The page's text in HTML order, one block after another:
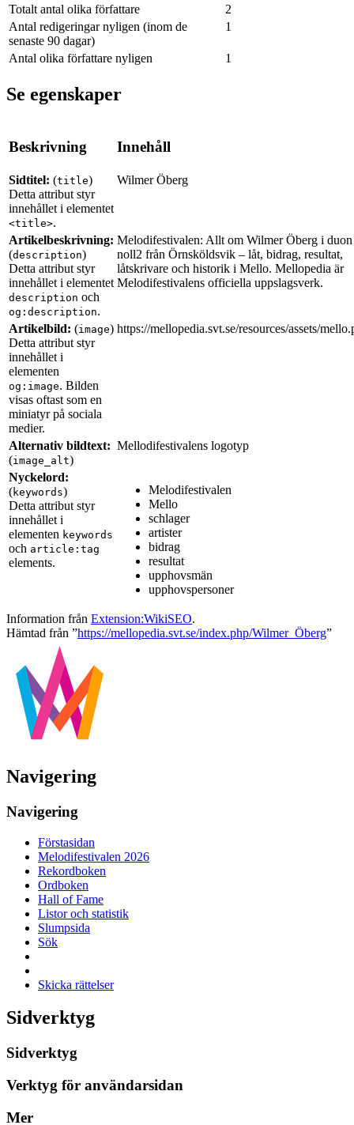
Totalt antal olika författare
2
Antal redigeringar nyligen (inom de
senaste 90 dagar)
1
Antal olika författare nyligen 1
Se egenskaper
Beskrivning Innehåll
Sidtitel: (title)
Detta attribut styr
innehållet i elementet
<title>.
Wilmer Öberg
Artikelbeskrivning:
(description)
Detta attribut styr
innehållet i elementet
description och
og:description.
Melodifestivalen: Allt om Wilmer Öberg i duon
noll2 från Örnsköldsvik – låt, bidrag, resultat,
låtskrivare och historik i Mello. Mellopedia är
Melodifestivalens officiella uppslagsverk.
Artikelbild: (image)
Detta attribut styr
innehållet i
elementen
og:image. Bilden
visas oftast som en
miniatyr på sociala
medier.
https://mellopedia.svt.se/resources/assets/
Alternativ bildtext:
(image_alt)
Mellodifestivalens logotyp
Nyckelord:
(keywords)
Detta attribut styr
innehållet i
elementen keywords
och article:tag
elements.
Melodifestivalen
Mello
schlager
artister
bidrag
resultat
upphovsmän
upphovspersoner
Information från Extension:WikiSEO.
Hämtad från ”https://mellopedia.svt.se/index.php/Wilmer_Öberg”
Navigering
Navigering
Förstasidan
Melodifestivalen 2026
Rekordboken
Ordboken
Hall of Fame
Listor och statistik
Slumpsida
Sök
Skicka rättelser
Sidverktyg
Sidverktyg
Verktyg för användarsidan
Mer